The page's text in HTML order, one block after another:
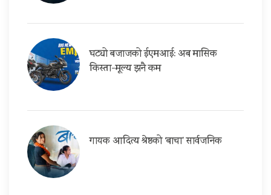
घट्यो बजाजको ईएमआई: अब मासिक
किस्ता-मूल्य झनै कम
गायक आदित्य श्रेष्ठको ‘बाचा’ सार्वजनिक